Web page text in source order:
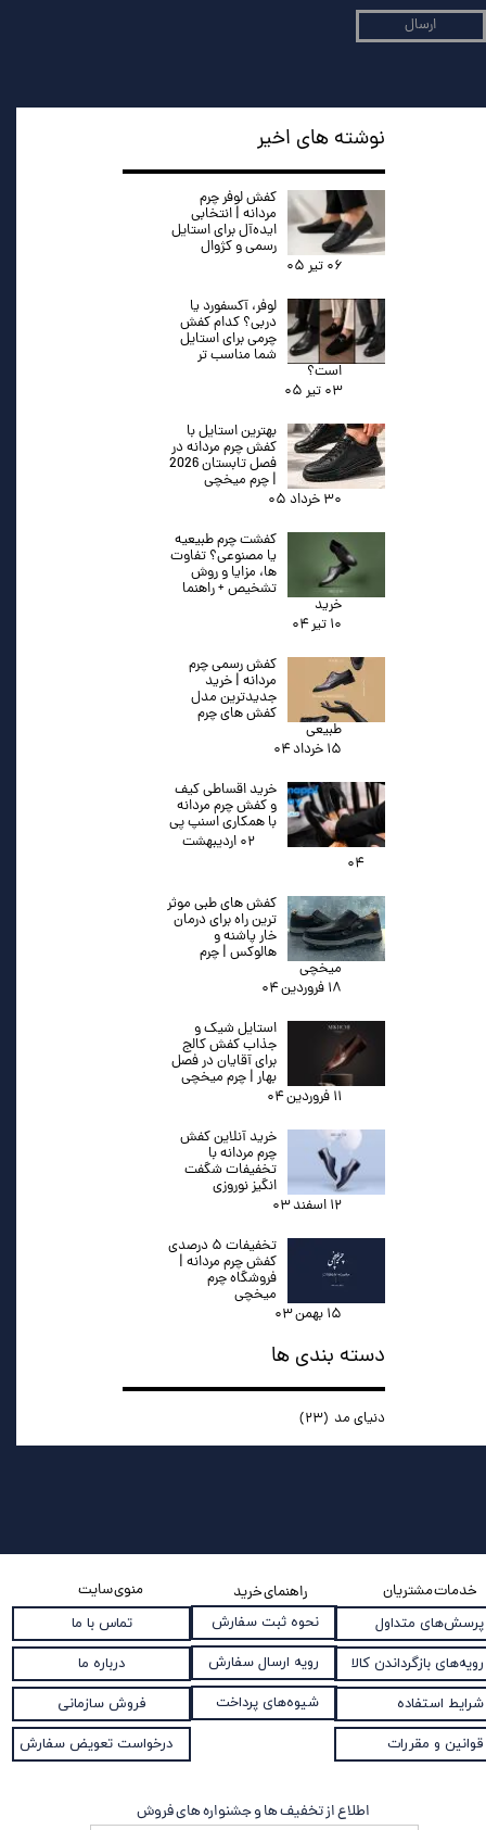
ارسال
نوشته های اخیر
کفش لوفر چرم
مردانه | انتخابی
ایده‌آل برای استایل
رسمی و کژوال
۰۶ تیر ۰۵
لوفر، آکسفورد یا
دربی؟ کدام کفش
چرمی برای استایل
شما مناسب تر
است؟
۰۳ تیر ۰۵
بهترین استایل با
کفش چرم مردانه در
فصل تابستان 2026
| چرم میخچی
۳۰ خرداد ۰۵
کفشت چرم طبیعیه
یا مصنوعی؟ تفاوت
ها، مزایا و روش
تشخیص + راهنما
خرید
۱۰ تیر ۰۴
کفش رسمی چرم
مردانه | خرید
جدیدترین مدل
کفش های چرم
طبیعی
۱۵ خرداد ۰۴
خرید اقساطی کیف
و کفش چرم مردانه
با همکاری اسنپ پی
۰۲ اردیبهشت
۰۴
کفش های طبی موثر
ترین راه برای درمان
خار پاشنه و
هالوکس | چرم
میخچی
۱۸ فروردین ۰۴
استایل شیک و
جذاب کفش کالج
برای آقایان در فصل
بهار | چرم میخچی
۱۱ فروردین ۰۴
خرید آنلاین کفش
چرم مردانه با
تخفیفات شگفت
انگیز نوروزی
۱۲ اسفند ۰۳
تخفیفات ۵ درصدی
کفش چرم مردانه |
فروشگاه چرم
میخچی
۱۵ بهمن ۰۳
دسته بندی ها
دنیای مد (۲۳)
راهنمای خرید
نحوه ثبت سفارش
رویه ارسال سفارش
شیوه‌های پرداخت
خدمات مشتریان
پرسش‌های متداول
رویه‌های بازگرداندن کالا
شرایط استفاده
قوانین و مقررات
منوی سایت
تماس با ما
درباره ما
فروش سازمانی
درخواست تعویض سفارش
اطلاع از تخفیف ها و جشنواره های فروش